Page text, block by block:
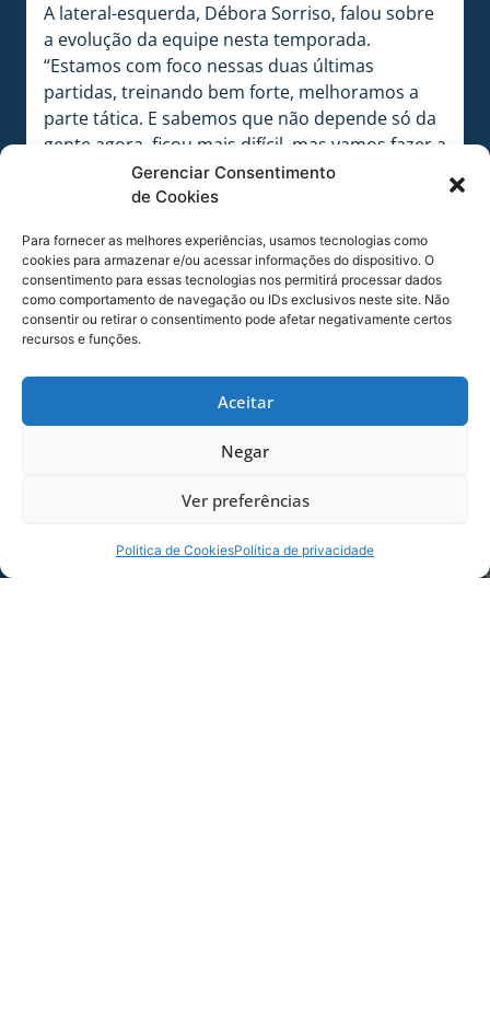
Gerenciar Consentimento
de Cookies
Para fornecer as melhores experiências, usamos tecnologias como
cookies para armazenar e/ou acessar informações do dispositivo. O
consentimento para essas tecnologias nos permitirá processar dados
como comportamento de navegação ou IDs exclusivos neste site. Não
consentir ou retirar o consentimento pode afetar negativamente certos
recursos e funções.
Aceitar
Negar
Ver preferências
Politica de CookiesPolítica de privacidade
A lateral-esquerda, Débora Sorriso, falou sobre
a evolução da equipe nesta temporada.
“Estamos com foco nessas duas últimas
partidas, treinando bem forte, melhoramos a
parte tática. E sabemos que não depende só da
gente agora, ficou mais difícil, mas vamos fazer a
nossa parte”. Sorriso também comentou do
início dos estaduais. “Depois do Brasileiro, a
queremos defender esse título, e continuar
nesse processo de crescimento”.
As Leoas voltam a campo na próxima quarta-
feira (03/08), para enfrentar o líder Palmeiras, às
16h, no Estádio Allianz Parque, pela 14ª rodada
da primeira fase do Brasileirão Feminino A1.